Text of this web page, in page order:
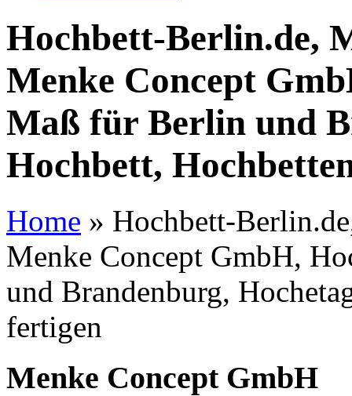
Hochbett-Berlin.de,
Menke Concept
Maß für Berlin und
Hochbett,
Home » Hochbett-
Menke Concept GmbH,
und Brandenburg,
fertigen
Menke Concept GmbH